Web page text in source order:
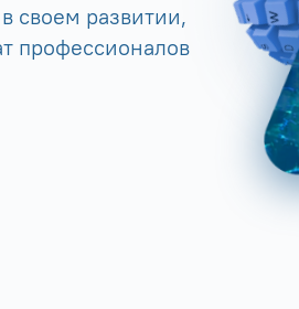
своем развитии,
профессионалов